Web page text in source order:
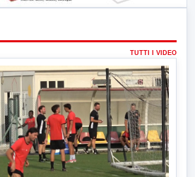
TUTTI I VIDEO